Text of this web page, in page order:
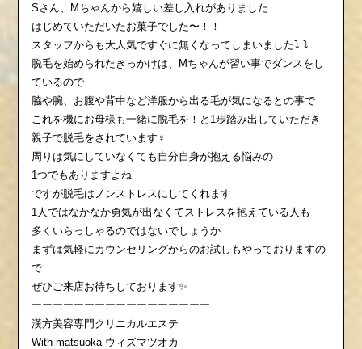
Sさん、Mちゃんから嬉しい差し入れがありました
はじめていただいたお菓子でした〜！！
スタッフからも大人気ですぐに無くなってしまいました⤵︎ ⤵︎ ‬
脱毛を始められたきっかけは、Mちゃんが習い事でダンスをし
ているので
脇や腕、お腹や背中など洋服から出る毛が気になるとの事で
これを機にお母様も一緒に脱毛を！と1歩踏み出していただき
親子で脱毛をされています‍♀️
周りは気にしていなくても自分自身が抱える悩みの
1つでもありますよね
ですが脱毛はノンストレスにしてくれます‪
1人ではなかなか勇気が出なくてストレスを抱えている人も
多くいらっしゃるのではないでしょうか
まずは気軽にカウンセリングからのお試しもやっておりますの
で
ぜひご来店お待ちしております✨️
ーーーーーーーーーーーーーーーーー
漢方美容専門クリニカルエステ
With matsuoka ウィズマツオカ